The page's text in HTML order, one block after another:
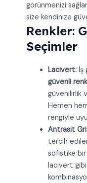
görünmenizi
size kendinize
Renkler:
Seçimler
Lacivert:İş
güvenli renk
güvenilirlik
Hemen
rengiyle
Antrasit
tercih
sofistike bir
lacivert gibi